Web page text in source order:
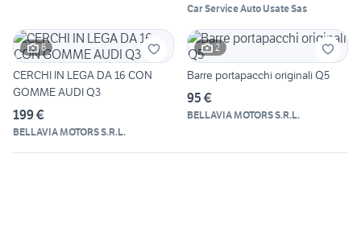
Car Service Auto Usate Sas
6
CERCHI IN LEGA DA 16 CON
GOMME AUDI Q3
199 €
BELLAVIA MOTORS S.R.L.
2
Barre portapacchi originali Q5
95 €
BELLAVIA MOTORS S.R.L.